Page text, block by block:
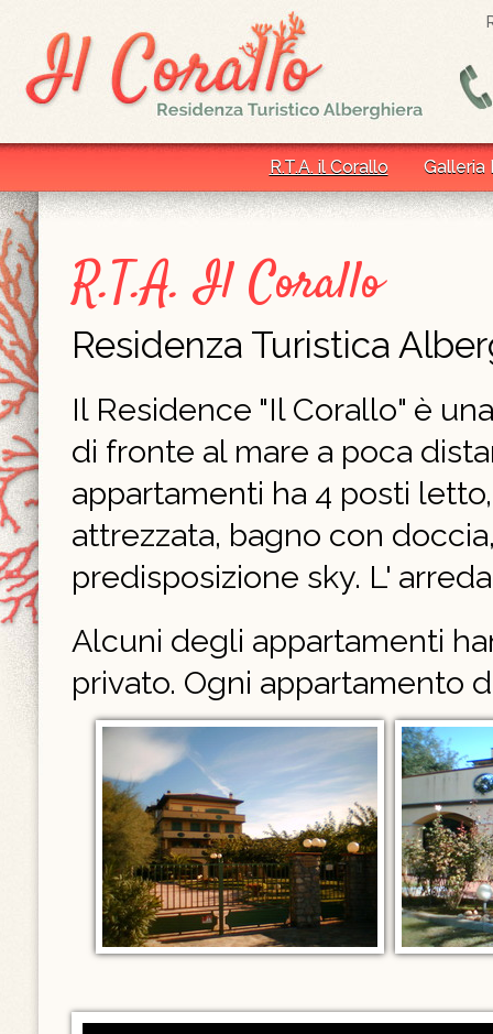
R.T.A. il Corallo Galleria
R.T.A. Il Corallo
Residenza Turistica
Il Residence "Il Corallo" è
di fronte al mare a poca
appartamenti ha 4 posti
attrezzata, bagno con
predisposizione sky. L'
Alcuni degli appartamenti
privato. Ogni appartamento